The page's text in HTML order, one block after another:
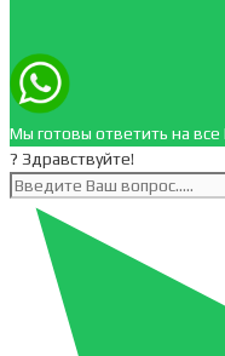
Мы готовы ответить на
? Здравствуйте!